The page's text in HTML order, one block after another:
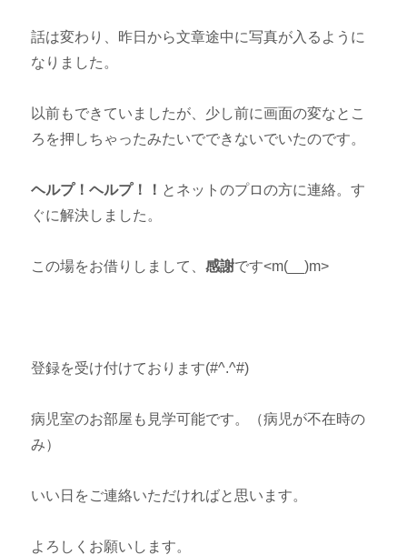
話は変わり、昨日から文章途中に写真が入るように
なりました。
以前もできていましたが、少し前に画面の変なとこ
ろを押しちゃったみたいでできないでいたのです。
ヘルプ！ヘルプ！！ とネットのプロの方に連絡。す
ぐに解決しました。
この場をお借りしまして、感謝です<m(__)m>
登録を受け付けております(#^.^#)
病児室のお部屋も見学可能です。（病児が不在時の
み）
いい日をご連絡いただければと思います。
よろしくお願いします。